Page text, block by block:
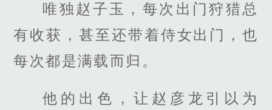
唯独赵子玉，每次出门狩猎总
有收获，甚至还带着侍女出门，也
每次都是满载而归。
他的出色，让赵彦龙引以为